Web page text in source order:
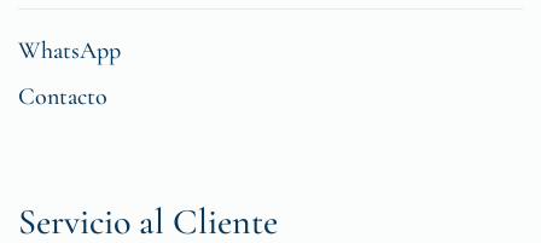
WhatsApp
Contacto
Servicio al Cliente